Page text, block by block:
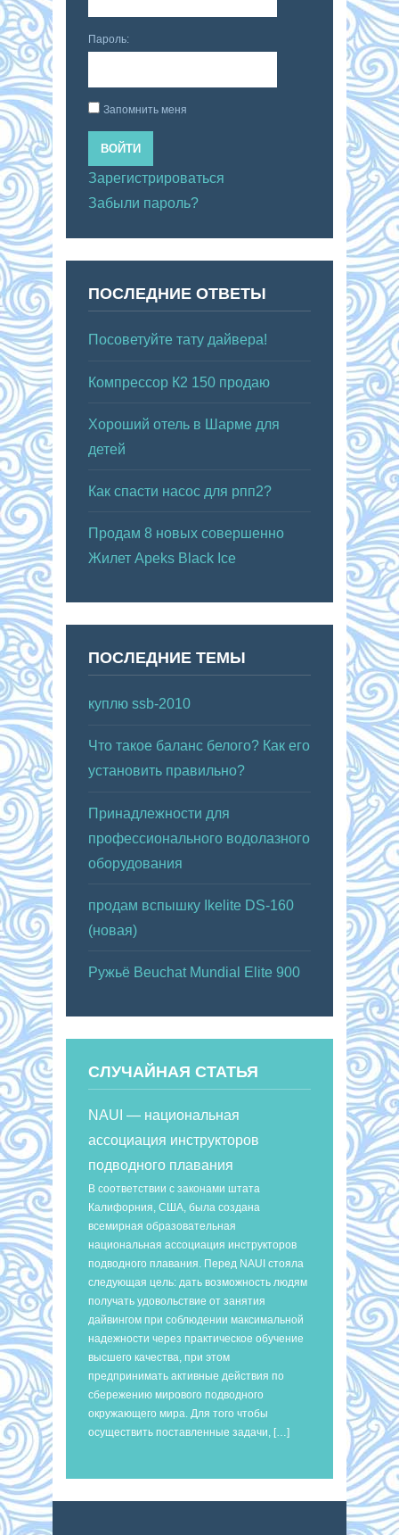
Пароль:
Запомнить меня
ВОЙТИ
Зарегистрироваться
Забыли пароль?
ПОСЛЕДНИЕ ОТВЕТЫ
Посоветуйте тату дайвера!
Компрессор К2 150 продаю
Хороший отель в Шарме для
детей
Как спасти насос для рпп2?
Продам 8 новых совершенно
Жилет Apeks Black Ice
ПОСЛЕДНИЕ ТЕМЫ
куплю ssb-2010
Что такое баланс белого? Как его
установить правильно?
Принадлежности для
профессионального водолазного
оборудования
продам вспышку Ikelite DS-160
(новая)
Ружьё Beuchat Mundial Elite 900
СЛУЧАЙНАЯ СТАТЬЯ
NAUI — национальная
ассоциация инструкторов
подводного плавания
В соответствии с законами штата
Калифорния, США, была создана
всемирная образовательная
национальная ассоциация инструкторов
подводного плавания. Перед NAUI стояла
следующая цель: дать возможность людям
получать удовольствие от занятия
дайвингом при соблюдении максимальной
надежности через практическое обучение
высшего качества, при этом
предпринимать активные действия по
сбережению мирового подводного
окружающего мира. Для того чтобы
осуществить поставленные задачи, […]